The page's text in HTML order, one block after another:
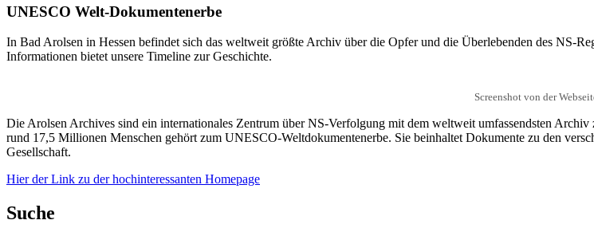
UNESCO Welt-Dokumentenerbe
In Bad Arolsen in Hessen befindet sich das weltweit größte Archiv über die Opfer und die Überlebenden des NS-
Informationen bietet unsere Timeline zur Geschichte.
Screenshot von der
Die Arolsen Archives sind ein internationales Zentrum über NS-Verfolgung mit dem weltweit umfassendsten
rund 17,5 Millionen Menschen gehört zum UNESCO-Weltdokumentenerbe. Sie beinhaltet Dokumente zu den
Gesellschaft.
Hier der Link zu der hochinteressanten Homepage
Suche